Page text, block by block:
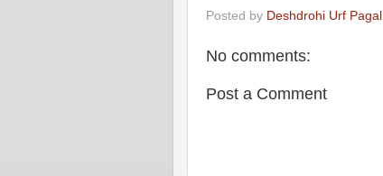
Posted by Deshdrohi Urf Pagal
No comments:
Post a Comment